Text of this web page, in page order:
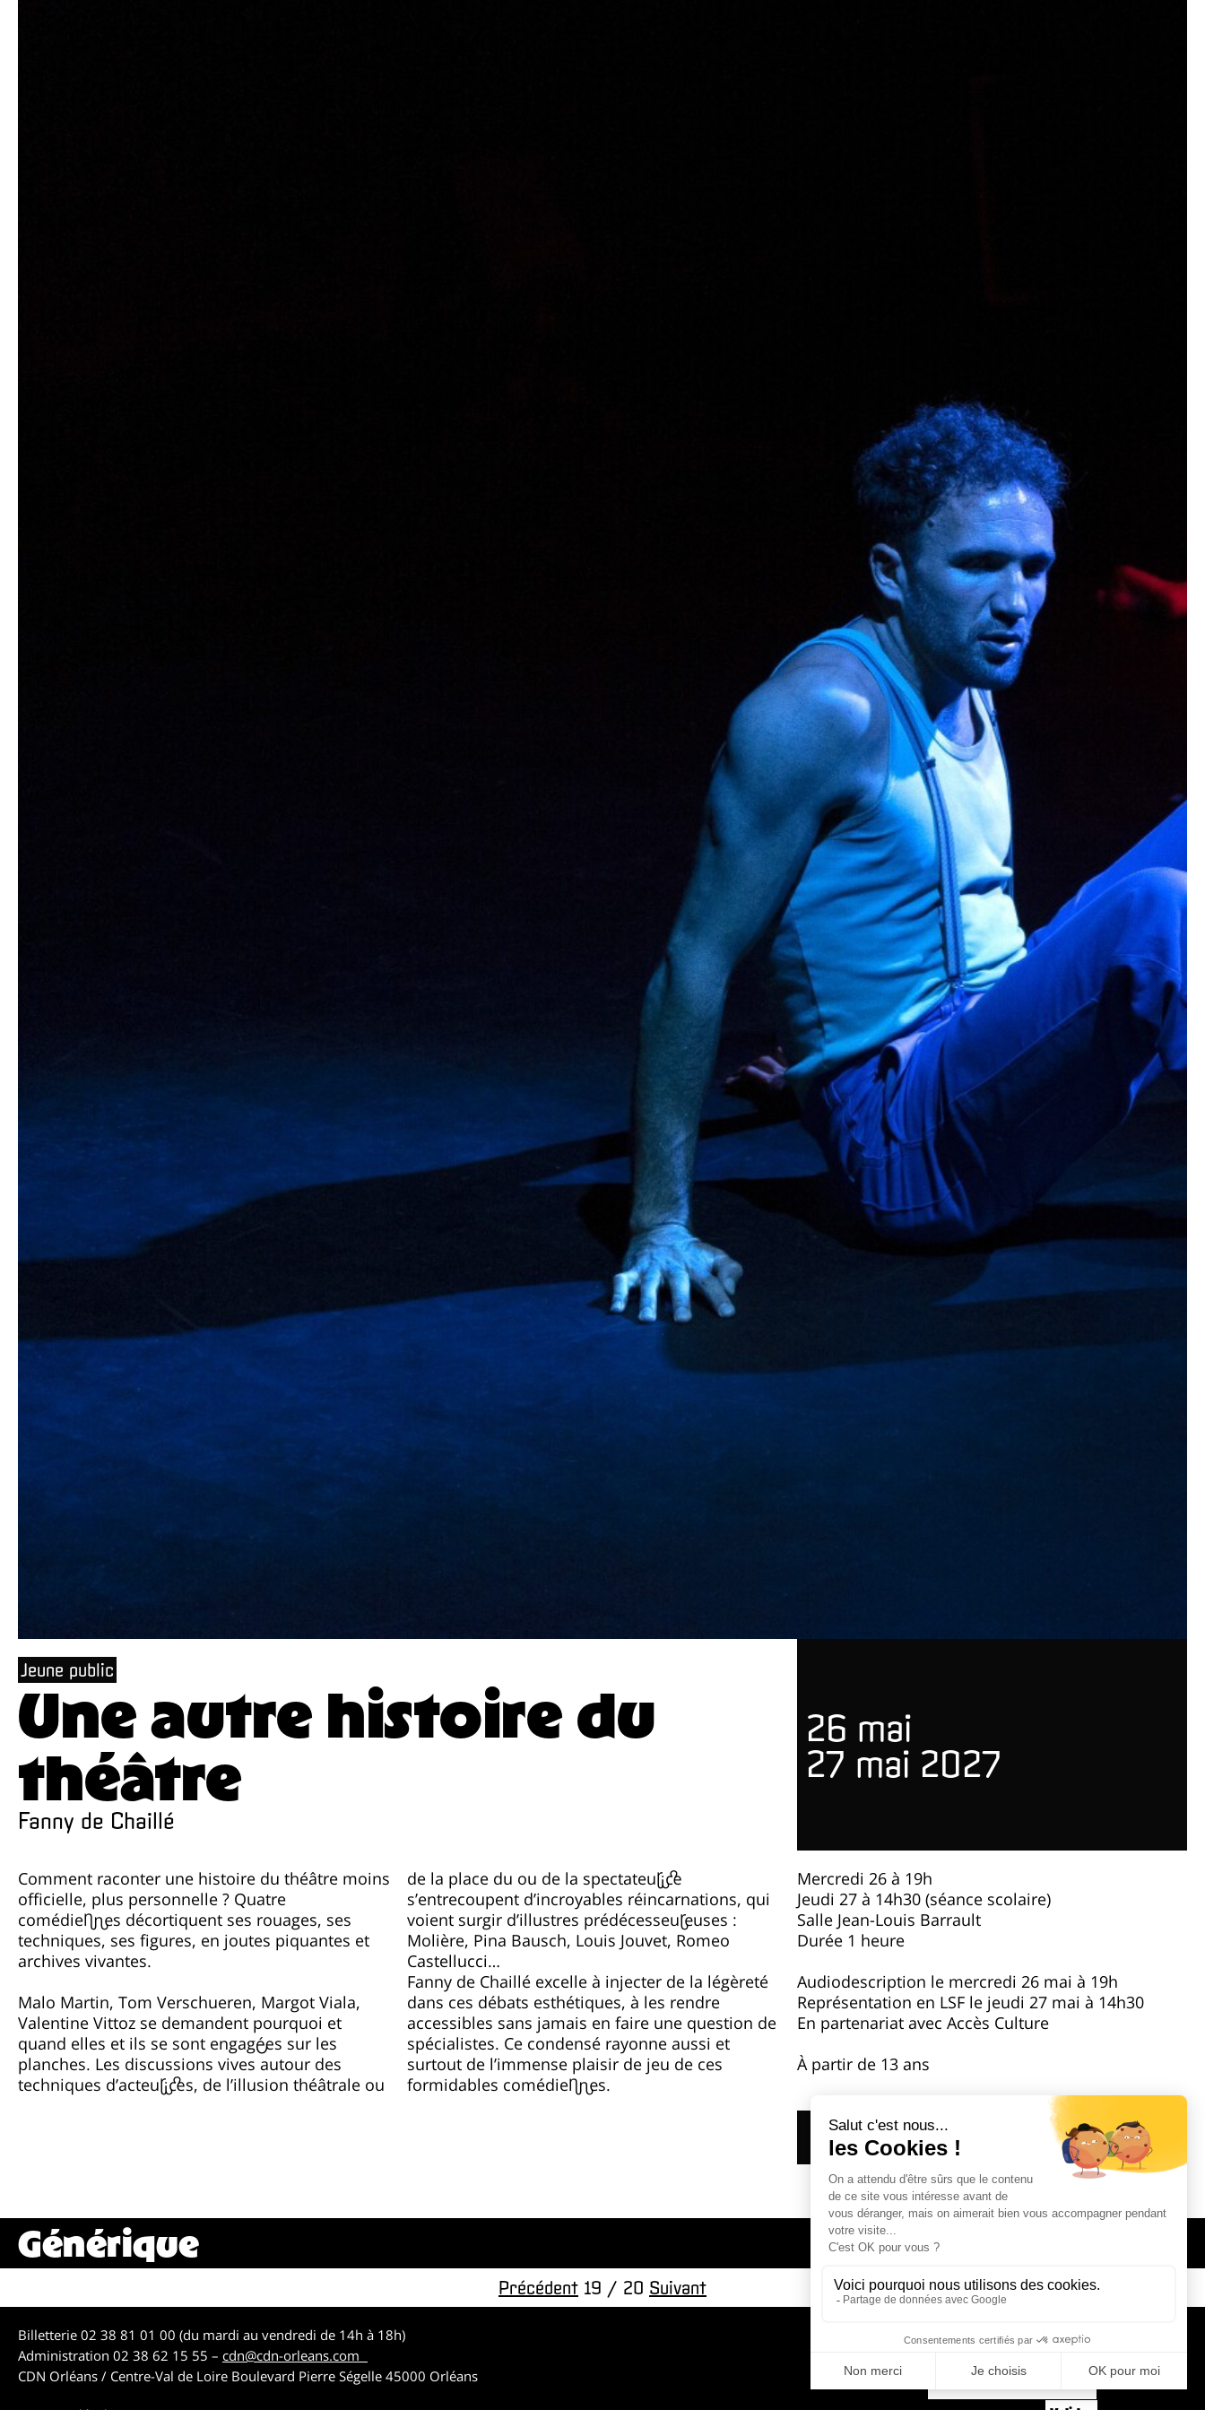
Jeune public
Une autre histoire du
théâtre
Fanny de Chaillé
26 mai
27 mai 2027
Comment raconter une histoire du théâtre moins
officielle, plus personnelle ? Quatre
comédien·nes décortiquent ses rouages, ses
techniques, ses figures, en joutes piquantes et
archives vivantes.
Malo Martin, Tom Verschueren, Margot Viala,
Valentine Vittoz se demandent pourquoi et
quand elles et ils se sont engagé·es sur les
planches. Les discussions vives autour des
techniques d’acteur·ices, de l’illusion théâtrale ou
de la place du ou de la spectateur·ice
s’entrecoupent d’incroyables réincarnations, qui
voient surgir d’illustres prédécesseur·euses :
Molière, Pina Bausch, Louis Jouvet, Romeo
Castellucci...
Fanny de Chaillé excelle à injecter de la légèreté
dans ces débats esthétiques, à les rendre
accessibles sans jamais en faire une question de
spécialistes. Ce condensé rayonne aussi et
surtout de l’immense plaisir de jeu de ces
formidables comédien·nes.
Mercredi 26 à 19h
Jeudi 27 à 14h30 (séance scolaire)
Salle Jean-Louis Barrault
Durée 1 heure
Audiodescription le mercredi 26 mai à 19h
Représentation en LSF le jeudi 27 mai à 14h30
En partenariat avec Accès Culture
À partir de 13 ans
Réserver
Générique
Précédent 19 / 20 Suivant
Billetterie 02 38 81 01 00 (du mardi au vendredi de 14h à 18h)
Administration 02 38 62 15 55 – cdn@cdn-orleans.com
CDN Orléans / Centre-Val de Loire Boulevard Pierre Ségelle 45000 Orléans
Newsletter